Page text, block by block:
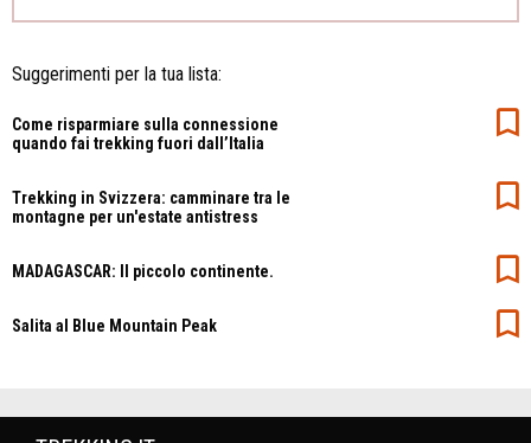
Suggerimenti per la tua lista:
Come risparmiare sulla connessione
quando fai trekking fuori dall’Italia
Trekking in Svizzera: camminare tra le
montagne per un'estate antistress
MADAGASCAR: Il piccolo continente.
Salita al Blue Mountain Peak